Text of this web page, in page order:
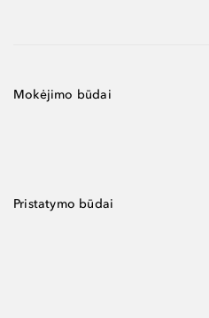
Mokėjimo būdai
Pristatymo būdai